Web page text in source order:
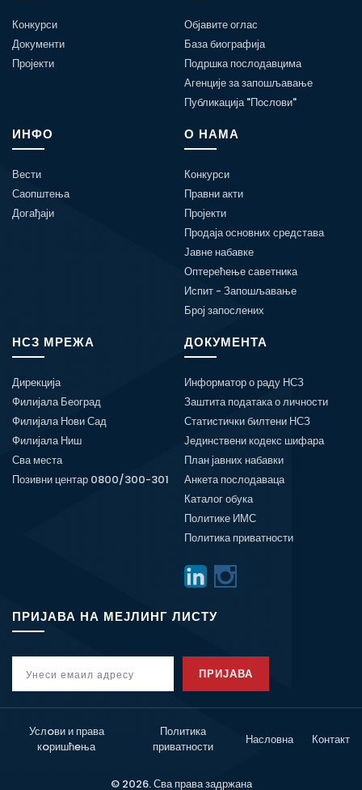
Конкурси
Документи
Пројекти
Објавите оглас
База биографија
Подршка послодавцима
Агенције за запошљавање
Публикација "Послови"
ИНФО
Вести
Саопштења
Догађаји
О НАМА
Конкурси
Правни акти
Пројекти
Продаја основних средстава
Јавне набавке
Оптерећење саветника
Испит - Запошљавање
Број запослених
НСЗ МРЕЖА
Дирекција
Филијала Београд
Филијала Нови Сад
Филијала Ниш
Сва места
Позивни центар 0800/300-301
ДОКУМЕНТА
Информатор о раду НСЗ
Заштита података о личности
Статистички билтени НСЗ
Јединствени кодекс шифара
План јавних набавки
Анкета послодаваца
Каталог обука
Политике ИМС
Политика приватности
ПРИЈАВА НА МЕЈЛИНГ ЛИСТУ
ПРИЈАВА
Услoви и права
кoришћeња
Политика
приватности
Насловна Контакт
© 2026. Сва права задржана